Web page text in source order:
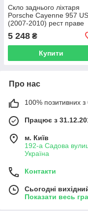
Скло заднього ліхтаря
Porsche Cayenne 957
(2007-2010) рест праве
5 248 ₴
Купити
Про нас
100% позитивних з
Працює з
м. Київ
192-а Садова
Україна
Контакти
Сьогодні
Показати весь